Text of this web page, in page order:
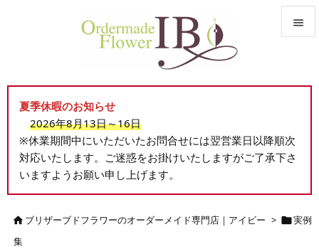


前へ

検索
夏季休暇のお知らせ
2026年8月13日～16日
※休業期間中にいただいたお問合せには翌営業日以降順次
対応いたします。ご迷惑をお掛けいたしますがご了承下さ
いますようお願い申し上げます。
ブリザーブドフラワーのオーダーメイド専門店｜アイビー > 実例
集